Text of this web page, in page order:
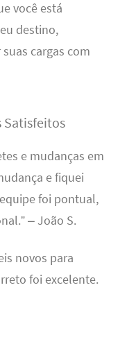
você está
destino,
cargas com
Satisfeitos
e mudanças em
e fiquei
foi pontual,
– João S.
novos para
foi excelente.